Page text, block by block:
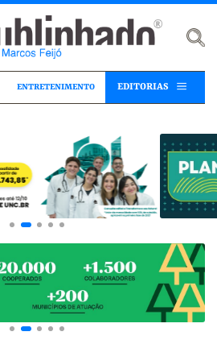
ENTRETENIMENTO EDITORIAS